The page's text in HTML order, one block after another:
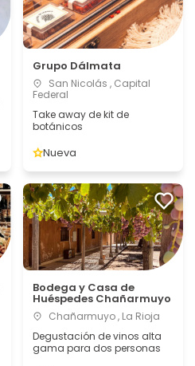
Grupo Dálmata
San Nicolás , Capital
Federal
Take away de kit de
botánicos
Nueva
Bodega y Casa de
Huéspedes Chañarmuyo
Chañarmuyo , La Rioja
Degustación de vinos alta
gama para dos personas